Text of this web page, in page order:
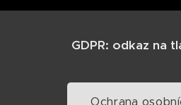
GDPR: odkaz na